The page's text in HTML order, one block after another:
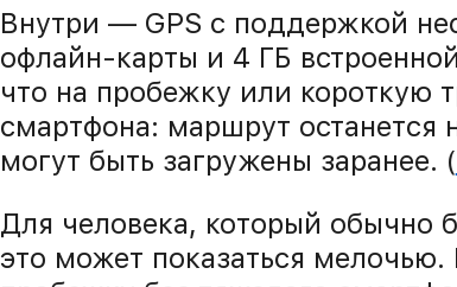
Внутри — GPS с поддержкой
офлайн-карты и 4 ГБ
что на пробежку или короткую
смартфона: маршрут останется
могут быть загружены заранее. (
Для человека, который обычно
это может показаться